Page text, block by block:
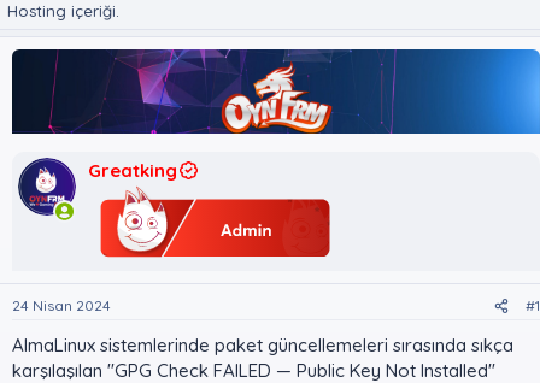
y
l
t
a
n
g
ı
ç
t
r
i
h
i
l
e
r
Hosting içeriği.
Greatking
24 Nisan 2024 #1
AlmaLinux sistemlerinde paket güncellemeleri sırasında sıkça
karşılaşılan "GPG Check FAILED — Public Key Not Installed"